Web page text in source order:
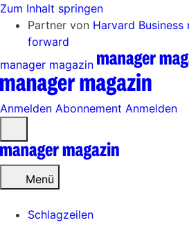
Zum Inhalt springen
Partner von Harvard Business
forward
manager magazin
Anmelden Abonnement Anmelden
öffnen
Menü
Schlagzeilen